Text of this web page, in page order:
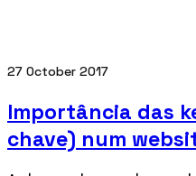
27 October 2017
Importância das
chave) num